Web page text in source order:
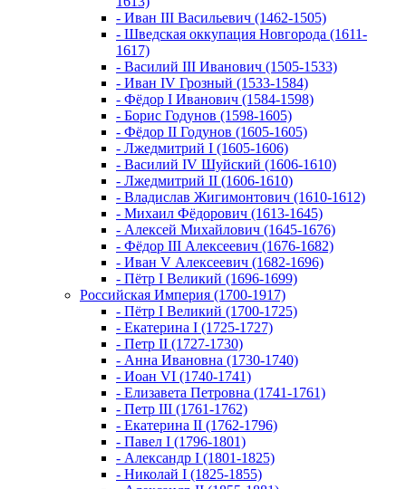
- Иван III Васильевич (1462-1505)
- Шведская оккупация Новгорода (1611-
1617)
- Василий III Иванович (1505-1533)
- Иван IV Грозный (1533-1584)
- Фёдор I Иванович (1584-1598)
- Борис Годунов (1598-1605)
- Фёдор II Годунов (1605-1605)
- Лжедмитрий I (1605-1606)
- Василий IV Шуйский (1606-1610)
- Лжедмитрий II (1606-1610)
- Владислав Жигимонтович (1610-1612)
- Михаил Фёдорович (1613-1645)
- Алексей Михайлович (1645-1676)
- Фёдор III Алексеевич (1676-1682)
- Иван V Алексеевич (1682-1696)
- Пётр I Великий (1696-1699)
Российская Империя (1700-1917)
- Пётр I Великий (1700-1725)
- Екатерина I (1725-1727)
- Петр II (1727-1730)
- Анна Ивановна (1730-1740)
- Иоан VI (1740-1741)
- Елизавета Петровна (1741-1761)
- Петр III (1761-1762)
- Екатерина II (1762-1796)
- Павел I (1796-1801)
- Александр I (1801-1825)
- Николай I (1825-1855)